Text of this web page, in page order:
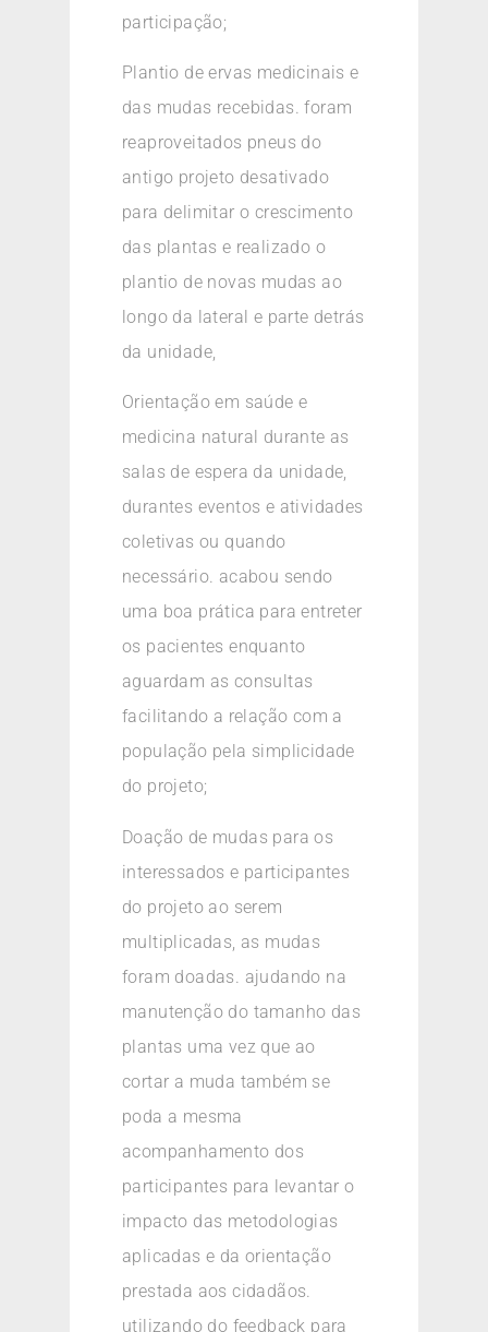
participação;
Plantio de ervas medicinais e
das mudas recebidas. foram
reaproveitados pneus do
antigo projeto desativado
para delimitar o crescimento
das plantas e realizado o
plantio de novas mudas ao
longo da lateral e parte detrás
da unidade,
Orientação em saúde e
medicina natural durante as
salas de espera da unidade,
durantes eventos e atividades
coletivas ou quando
necessário. acabou sendo
uma boa prática para entreter
os pacientes enquanto
aguardam as consultas
facilitando a relação com a
população pela simplicidade
do projeto;
Doação de mudas para os
interessados e participantes
do projeto ao serem
multiplicadas, as mudas
foram doadas. ajudando na
manutenção do tamanho das
plantas uma vez que ao
cortar a muda também se
poda a mesma
acompanhamento dos
participantes para levantar o
impacto das metodologias
aplicadas e da orientação
prestada aos cidadãos.
utilizando do feedback para